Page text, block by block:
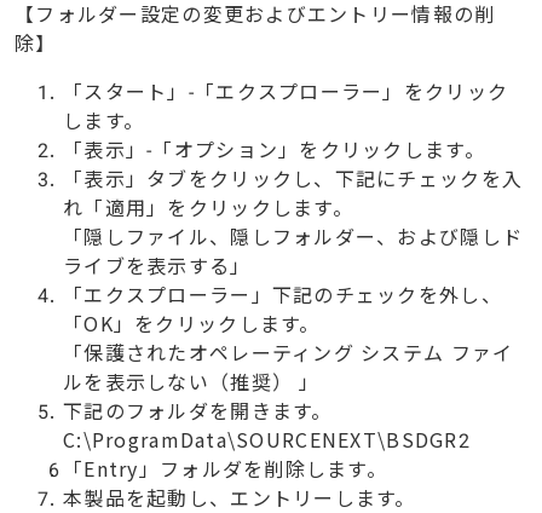
【フォルダー設定の変更およびエントリー情報の削
除】
「スタート」-「エクスプローラー」をクリック
します。
「表示」-「オプション」をクリックします。
「表示」タブをクリックし、下記にチェックを入
れ「適用」をクリックします。
「隠しファイル、隠しフォルダー、および隠しド
ライブを表示する」
「エクスプローラー」下記のチェックを外し、
「OK」をクリックします。
「保護されたオペレーティング システム ファイ
ルを表示しない（推奨） 」
下記のフォルダを開きます。
C:\ProgramData\SOURCENEXT\BSDGR2
「Entry」フォルダを削除します。
本製品を起動し、エントリーします。